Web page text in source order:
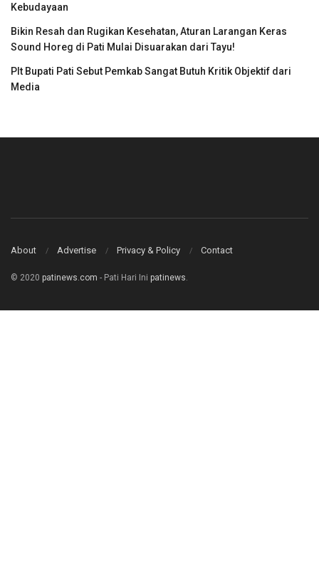
Kebudayaan
Bikin Resah dan Rugikan Kesehatan, Aturan Larangan Keras
Sound Horeg di Pati Mulai Disuarakan dari Tayu!
Plt Bupati Pati Sebut Pemkab Sangat Butuh Kritik Objektif dari
Media
About Advertise Privacy & Policy Contact
© 2020 patinews.com - Pati Hari Ini patinews.